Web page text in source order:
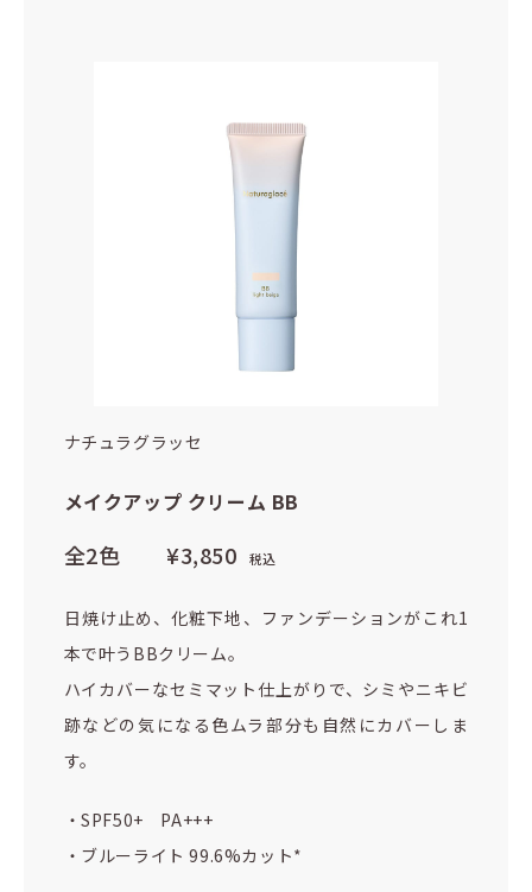
ナチュラグラッセ
メイクアップ クリーム BB
全2色 ¥3,850 税込
日焼け止め、化粧下地、ファンデーションがこれ1
本で叶うBBクリーム。
ハイカバーなセミマット仕上がりで、シミやニキビ
跡などの気になる色ムラ部分も自然にカバーしま
す。
・SPF50+ PA+++
・ブルーライト 99.6%カット*